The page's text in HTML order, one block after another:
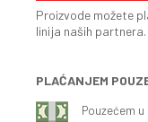
Proizvode možete
linija naših partnera.
PLAĆANJEM
Pouzećem